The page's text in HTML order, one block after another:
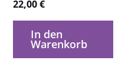
22,00€
In den
Warenkorb